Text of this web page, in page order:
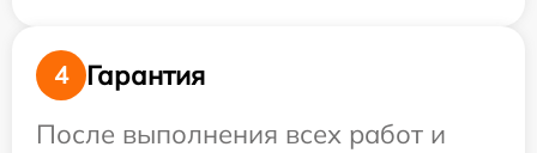
4
Гарантия
После выполнения всех работ и